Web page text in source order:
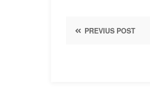
PREVIUS POST